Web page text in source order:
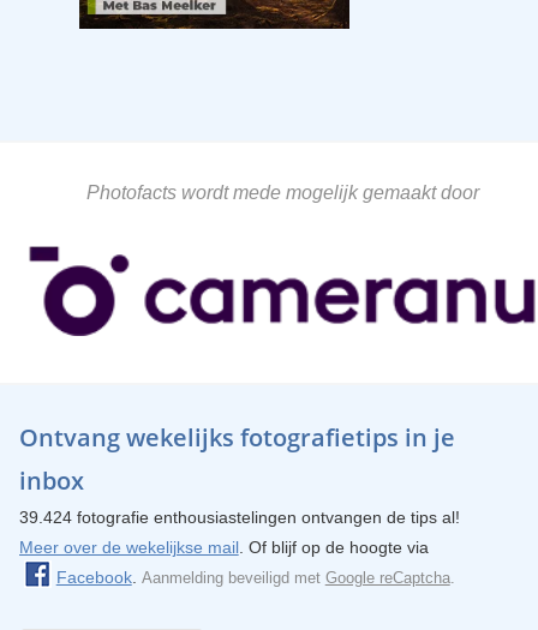
Photofacts wordt mede mogelijk gemaakt door
Ontvang wekelijks fotografietips in je
inbox
39.424 fotografie enthousiastelingen ontvangen de tips al!
Meer over de wekelijkse mail. Of blijf op de hoogte via
Facebook. Aanmelding beveiligd met Google reCaptcha.